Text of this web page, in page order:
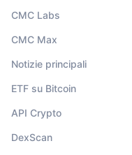
CMC Labs
CMC Max
Notizie principali
ETF su Bitcoin
API Crypto
DexScan